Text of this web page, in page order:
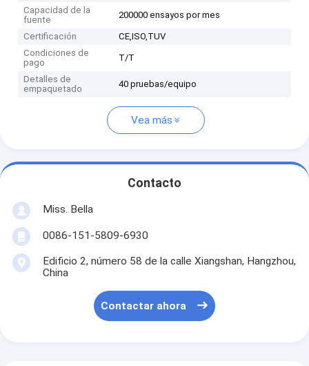
Capacidad de la
fuente
200000 ensayos por mes
Certificación
CE,ISO,TUV
Condiciones de
pago
T/T
Detalles de
empaquetado
40 pruebas/equipo
Vea más
Contacto
Miss. Bella
0086-151-5809-6930
Edificio 2, número 58 de la calle Xiangshan, Hangzhou,
China
Contactar ahora